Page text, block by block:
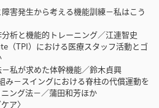
害発生から考える機能訓練－私はこう
析と機能的トレーニング／江連智史
TPI）における医療スタッフ活動とゴ
私が求めた体幹機能／鈴木貞興
－スイングにおける脊柱の代償運動を
ング法－／蒲田和芳ほか
ア〉